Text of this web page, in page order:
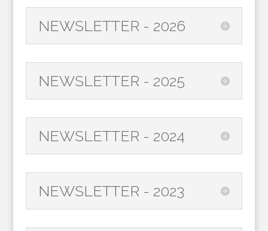
NEWSLETTER - 2026
NEWSLETTER - 2025
NEWSLETTER - 2024
NEWSLETTER - 2023